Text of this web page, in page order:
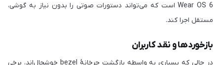
Wear OS 6 است که می‌تواند دستورات صوتی را بدون نیاز به گوشی،
مستقل اجرا کند.
بازخوردها و نقد کاربران
در حالی که بسیاری به واسطه بازگشت چرخانۀ bezel خوشحال‌اند، برخی